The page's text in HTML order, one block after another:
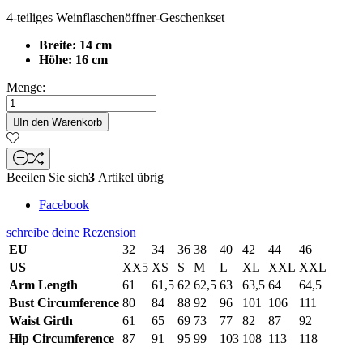
4-teiliges Weinflaschenöffner-Geschenkset
Breite: 14 cm
Höhe: 16 cm
Menge:
In den Warenkorb
Beeilen Sie sich3 Artikel übrig
Facebook
schreibe deine Rezension
EU
32 34 36 38 40 42 44
46
US
XX5 XS S M L XL XXL XXL
Arm Length
61 61,5 62 62,5 63 63,5 64
64,5
Bust Circumference 80 84 88 92 96 101 106
111
Waist Girth
61 65 69 73 77 82 87
92
Hip Circumference 87 91 95 99 103 108 113 118